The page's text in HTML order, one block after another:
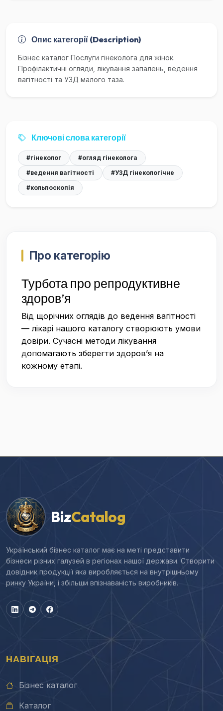
Опис категорії (Description)
Бізнес каталог Послуги гінеколога для жінок.
Профілактичні огляди, лікування запалень, ведення
вагітності та УЗД малого таза.
Ключові слова категорії
#гінеколог
#огляд гінеколога
#ведення вагітності
#УЗД гінекологічне
#кольпоскопія
Про категорію
Турбота про репродуктивне
здоров’я
Від щорічних оглядів до ведення вагітності
— лікарі нашого каталогу створюють умови
довіри. Сучасні методи лікування
допомагають зберегти здоров’я на
кожному етапі.
BizCatalog
Український бізнес каталог має на меті представити
бізнеси різних галузей в регіонах нашої держави. Створити
довідник продукції яка виробляється на внутрішньому
ринку України, і збільши впізнаваність виробників.
НАВІГАЦІЯ
Бізнес каталог
Каталог